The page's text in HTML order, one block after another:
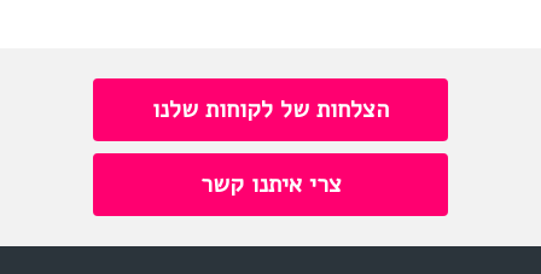
הצלחות של לקוחות שלנו
צרי איתנו קשר